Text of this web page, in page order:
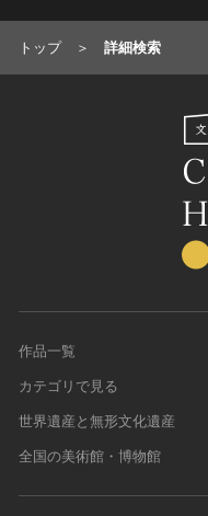
トップ 詳細検索
作品一覧
カテゴリで見る
世界遺産と無形文化遺産
全国の美術館・博物館